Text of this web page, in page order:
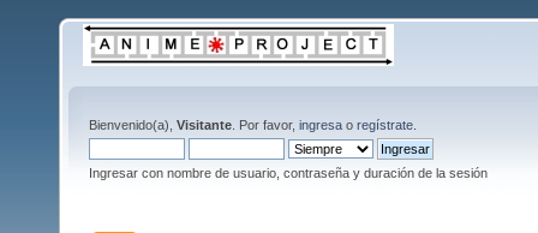
Bienvenido(a), Visitante . Por favor, ingresa o regístrate
Ingresar con nombre de usuario, contraseña y duración de la sesión